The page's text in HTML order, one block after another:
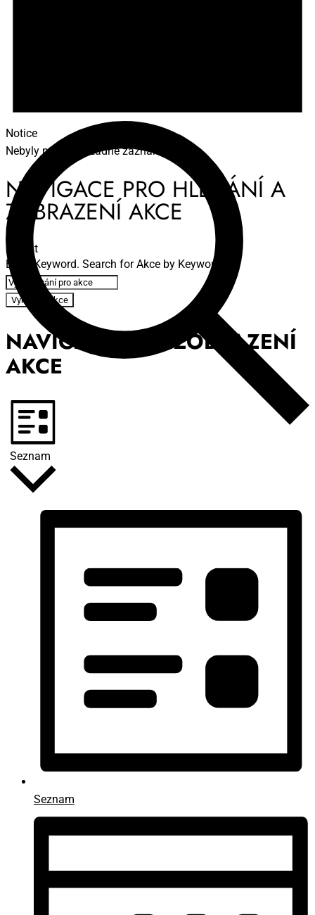
Notice
Nebyly nalezeny žádné záznamy.
NAVIGACE PRO HLEDÁNÍ A
ZOBRAZENÍ AKCE
Hledat
Enter Keyword. Search for Akce by Keyword.
Vyhledat Akce
NAVIGACE PRO ZOBRAZENÍ
AKCE
Seznam
Seznam